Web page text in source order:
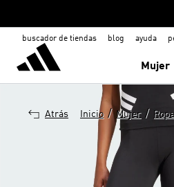
buscador de tiendas blog ayuda
Mujer
Atrás Inicio / Mujer / Ropa